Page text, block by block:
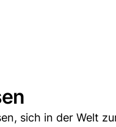
sich in der Welt